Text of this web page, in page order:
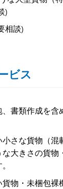
)
相談)
ビス
書類作成を含
さな貨物（混
大きさの貨物
物・未梱包裸